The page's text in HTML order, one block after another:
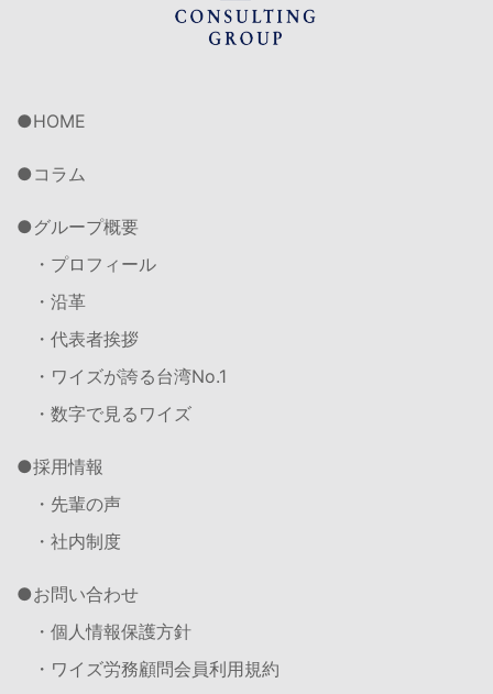
HOME
コラム
グループ概要
・プロフィール
・沿革
・代表者挨拶
・ワイズが誇る台湾No.1
・数字で見るワイズ
採用情報
・先輩の声
・社内制度
お問い合わせ
・個人情報保護方針
・ワイズ労務顧問会員利用規約